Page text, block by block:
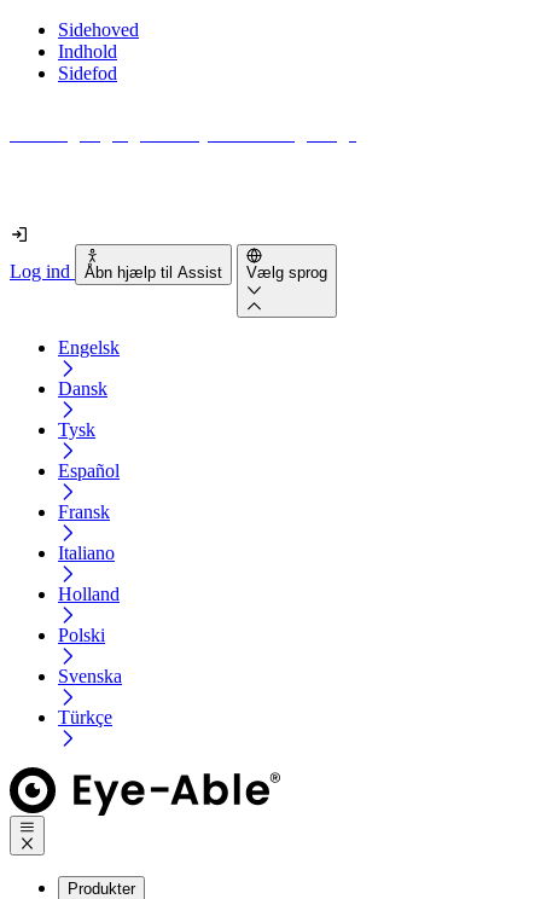
Sidehoved
Indhold
Sidefod
Log ind Åbn hjælp til Assist Vælg sprog
Engelsk
Dansk
Tysk
Español
Fransk
Italiano
Holland
Polski
Svenska
Türkçe
Produkter